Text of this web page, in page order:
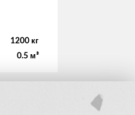
1200 кг
0.5 м³